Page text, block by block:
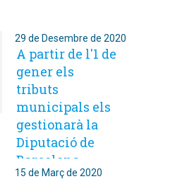
29 de Desembre de 2020
A partir de l'1 de
gener els
tributs
municipals els
gestionarà la
Diputació de
Barcelona
15 de Març de 2020